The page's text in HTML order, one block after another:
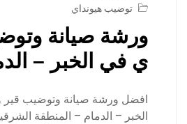
توضيب هيونداي
ورشة صيانة
ي في الخبر –
افضل ورشة صيانة وتوضيب قير
الخبر – الدمام – المنطقة